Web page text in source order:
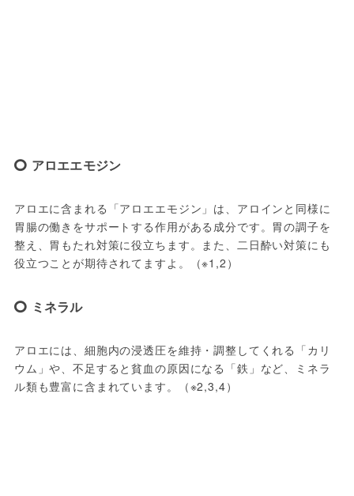
アロエエモジン
アロエに含まれる「アロエエモジン」は、アロインと同様に
胃腸の働きをサポートする作用がある成分です。胃の調子を
整え、胃もたれ対策に役立ちます。また、二日酔い対策にも
役立つことが期待されてますよ。（※1,2）
ミネラル
アロエには、細胞内の浸透圧を維持・調整してくれる「カリ
ウム」や、不足すると貧血の原因になる「鉄」など、ミネラ
ル類も豊富に含まれています。（※2,3,4）